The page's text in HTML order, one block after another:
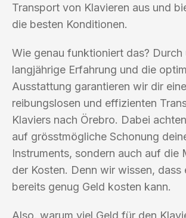
Transport von Klavieren aus und
die besten Konditionen.
Wie genau funktioniert das? Durch
langjährige Erfahrung und die
Ausstattung garantieren wir dir
reibungslosen und effizienten
Klaviers nach Örebro. Dabei
auf grösstmögliche Schonung
Instruments, sondern auch auf die
der Kosten. Denn wir wissen, dass
bereits genug Geld kosten kann.
Also, warum viel Geld für den